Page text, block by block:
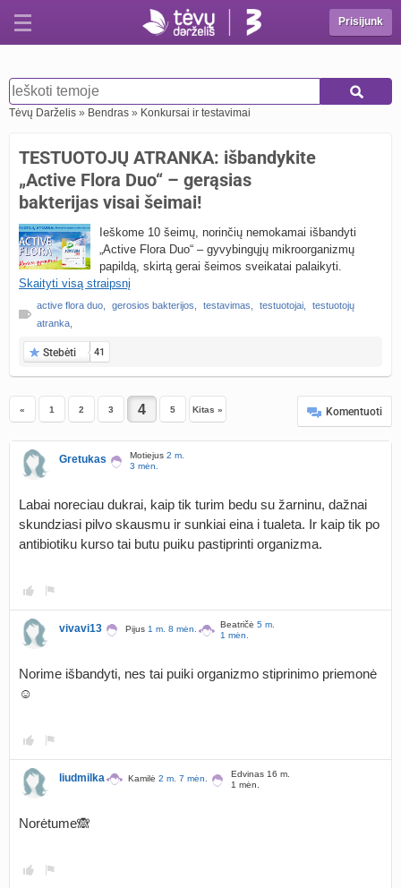
Prisijunk
Tėvų Darželis » Bendras » Konkursai ir testavimai
TESTUOTOJŲ ATRANKA: išbandykite
„Active Flora Duo“ – gerąsias
bakterijas visai šeimai!
Ieškome 10 šeimų, norinčių nemokamai išbandyti
„Active Flora Duo“ – gyvybingųjų mikroorganizmų
papildą, skirtą gerai šeimos sveikatai palaikyti.
Skaityti visą straipsnį
active flora duo gerosios bakterijos testavimas testuotojai
testuotojų
atranka
Stebėti 41
« 1 2 3 5 Kitas » Komentuoti
Gretukas Motiejus 2 m.
3 mėn.
Labai noreciau dukrai, kaip tik turim bedu su žarninu, dažnai
skundziasi pilvo skausmu ir sunkiai eina i tualeta. Ir kaip tik po
antibiotiku kurso tai butu puiku pastiprinti organizma.
vivavi13 Pijus 1 m. 8 mėn. Beatričė 5 m.
1 mėn.
Norime išbandyti, nes tai puiki organizmo stiprinimo priemonė
☺️
liudmilka Kamilė 2 m. 7 mėn.
Edvinas 16 m.
1 mėn.
Norėtume🙈